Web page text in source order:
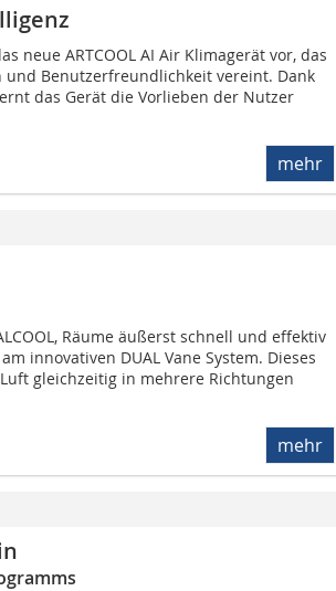
neue ARTCOOL AI Air Klimagerät vor, das
und Benutzerfreundlichkeit vereint. Dank
das Gerät die Vorlieben der Nutzer
mehr
Räume äußerst schnell und effektiv
innovativen DUAL Vane System. Dieses
gleichzeitig in mehrere Richtungen
mehr